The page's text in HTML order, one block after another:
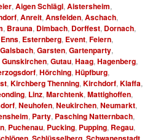
, Aigen Schlägl, Aistersheim,
, Anreit, Ansfelden, Aschach,
, Brauna, Dimbach, Dorffest, Dornach,
Enns, Esternberg, Event, Feiern,
Galsbach, Garsten, Gartenparty,
Gunskirchen, Gutau, Haag, Hagenberg,
, Hörching, Hüpfburg,
, Kirchberg Thenning, Kirchdorf, Klaffa,
, Linz, Marchtenk, Mattighoffen,
, Neuhofen, Neukirchen, Neumarkt,
, Party, Pasching Natternbach,
, Puchenau, Pucking, Pupping, Regau,